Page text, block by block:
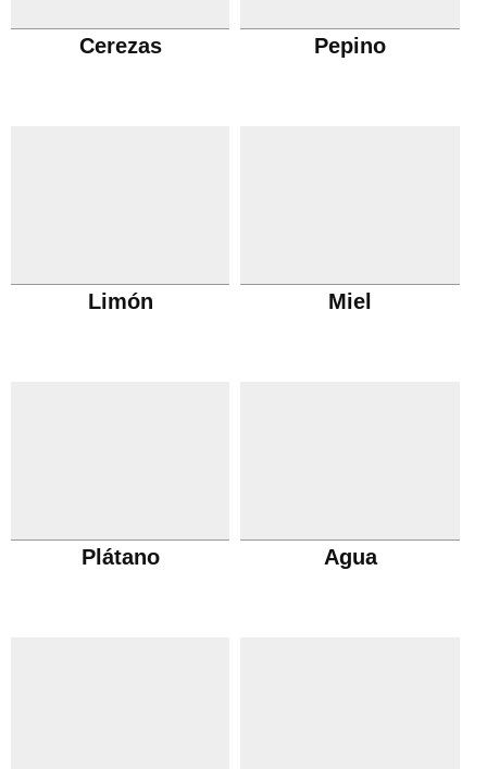
Cerezas Pepino
Limón Miel
Plátano Agua